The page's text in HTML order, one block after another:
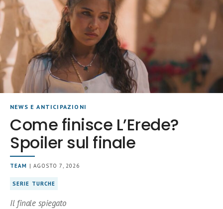
NEWS E ANTICIPAZIONI
Come finisce L’Erede?
Spoiler sul finale
TEAM | AGOSTO 7, 2026
SERIE TURCHE
Il finale spiegato